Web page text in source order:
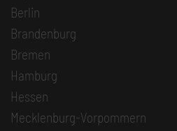
Berlin
Brandenburg
Bremen
Hamburg
Hessen
Mecklenburg-Vorpommern